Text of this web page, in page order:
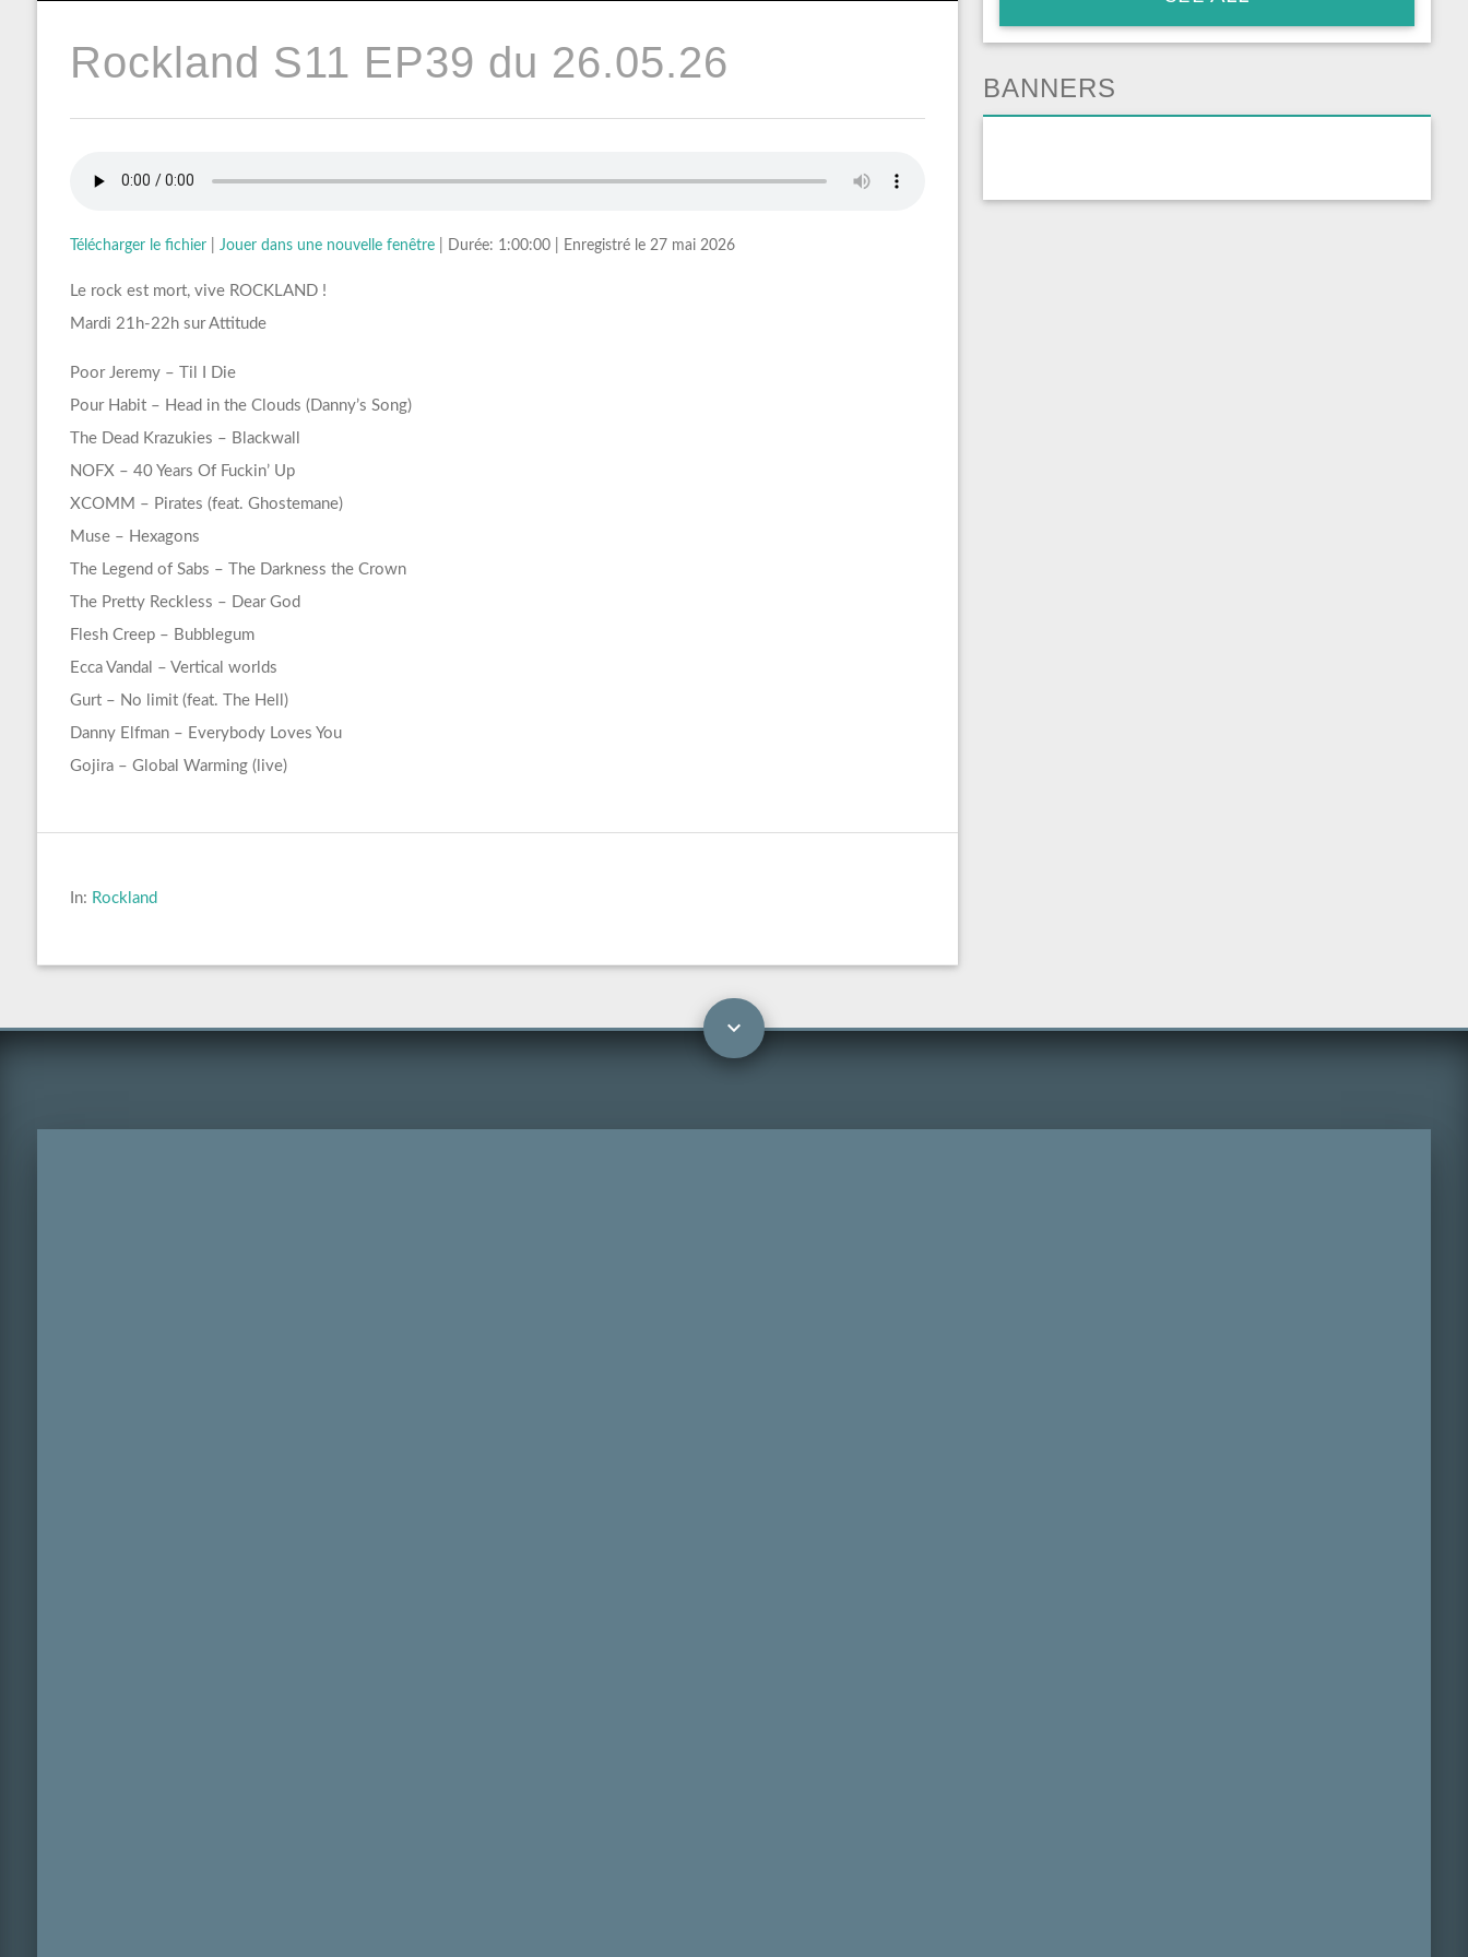
Rockland S11 EP39 du 26.05.26
Télécharger le fichier| Jouer dans une nouvelle fenêtre| Durée: 1:00:00| Enregistré le 27 mai 2026
Le rock est mort, vive ROCKLAND !
Mardi 21h-22h sur Attitude
Poor Jeremy – Til I Die
Pour Habit – Head in the Clouds (Danny’s Song)
The Dead Krazukies – Blackwall
NOFX – 40 Years Of Fuckin’ Up
XCOMM – Pirates (feat. Ghostemane)
Muse – Hexagons
The Legend of Sabs – The Darkness the Crown
The Pretty Reckless – Dear God
Flesh Creep – Bubblegum
Ecca Vandal – Vertical worlds
Gurt – No limit (feat. The Hell)
Danny Elfman – Everybody Loves You
Gojira – Global Warming (live)
In: Rockland
BANNERS